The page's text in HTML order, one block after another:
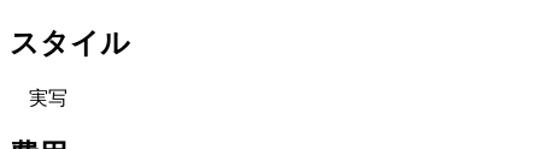
スタイル
実写